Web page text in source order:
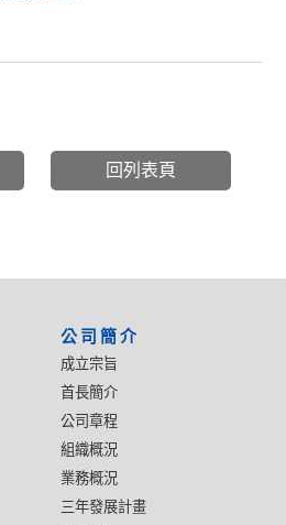
回列表頁
公司簡介
成立宗旨
首長簡介
公司章程
組織概況
業務概況
三年發展計畫